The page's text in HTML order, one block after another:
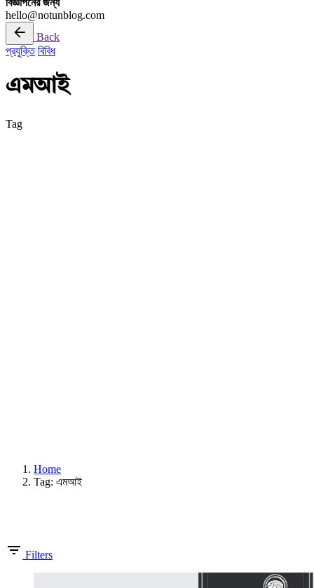
বিজ্ঞাপনের জন্য
hello@notunblog.com
Back
প্রযুক্তি বিবিধ
এমআই
Tag
Home
Tag: এমআই
Filters